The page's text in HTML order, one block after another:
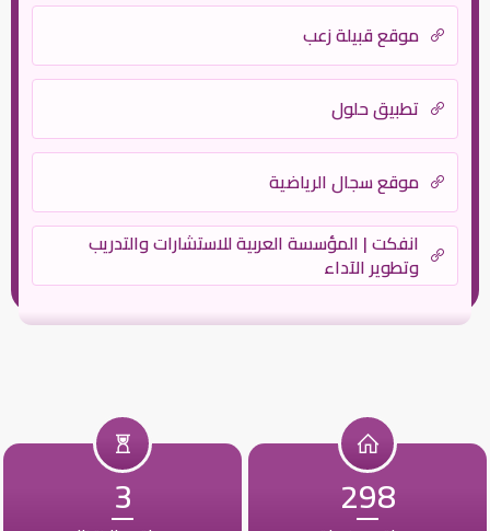
موقع قبيلة زعب
تطبيق حلول
موقع سجال الرياضية
انفكت | المؤسسة العربية للاستشارات والتدريب
وتطوير الآداء
298
3